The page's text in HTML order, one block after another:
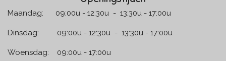
Maandag: 09:00u - 12:30u - 13:30u - 17:00u
Dinsdag: 09:00u - 12:30u - 13:30u - 17:00u
Woensdag: 09:00u - 17:00u